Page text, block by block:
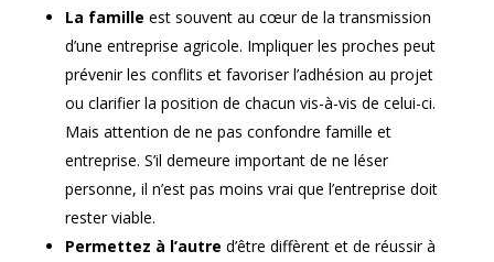
La famille est souvent au cœur de la transmission
d’une entreprise agricole. Impliquer les proches peut
prévenir les conflits et favoriser l’adhésion au projet
ou clarifier la position de chacun vis-à-vis de celui-ci.
Mais attention de ne pas confondre famille et
entreprise. S’il demeure important de ne léser
personne, il n’est pas moins vrai que l’entreprise doit
rester viable.
Permettez à l’autre d’être diffèrent et de réussir à